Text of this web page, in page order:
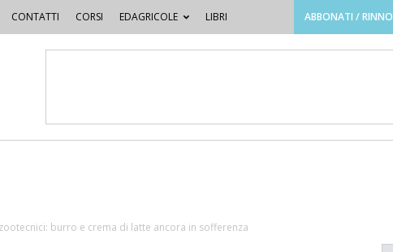
CONTATTI CORSI EDAGRICOLE LIBRI ABBONATI /
burro e crema di latte ancora in sofferenza